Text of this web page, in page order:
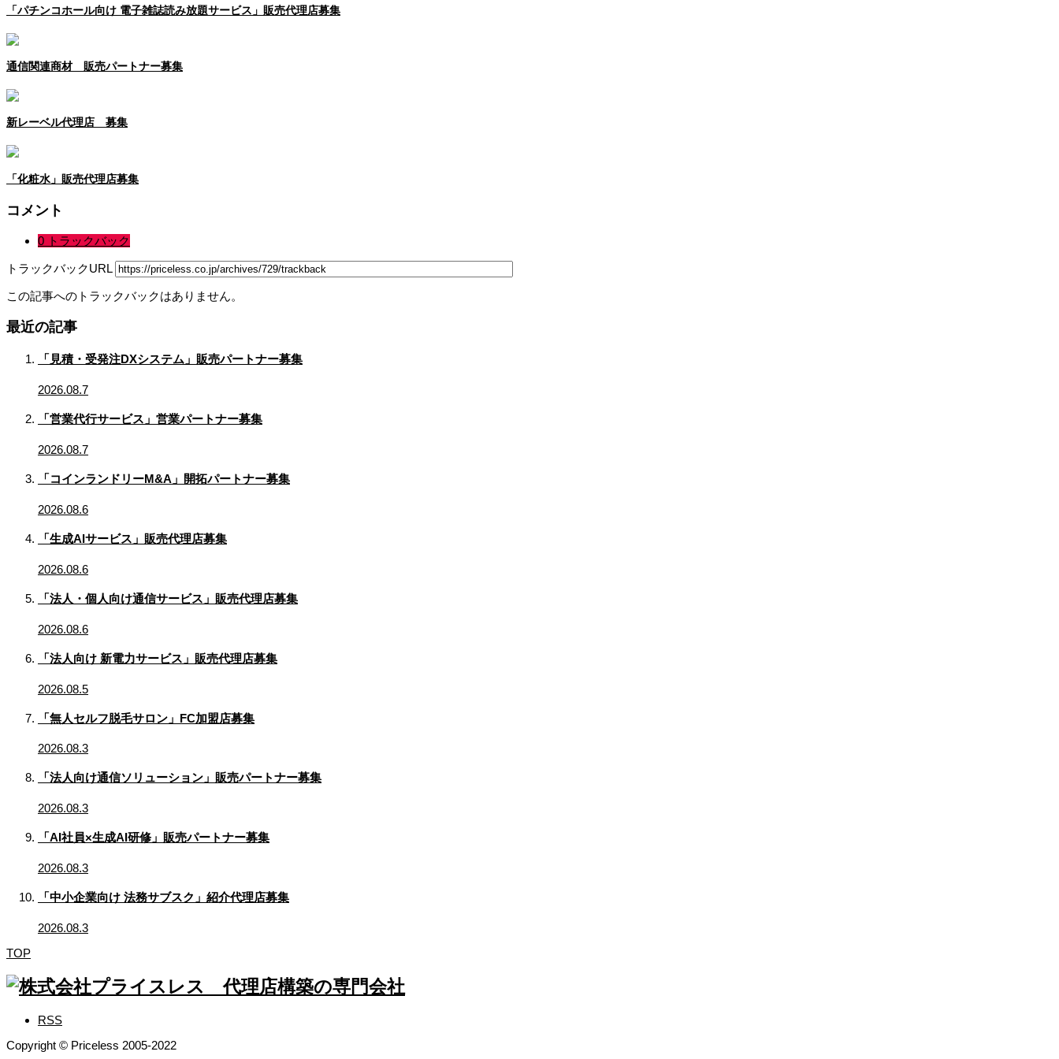
「パチンコホール向け 電子雑誌読み放題サービス」販売代理店募集
通信関連商材 販売パートナー募集
新レーベル代理店 募集
「化粧水」販売代理店募集
コメント
0 トラックバック
トラックバックURL
この記事へのトラックバックはありません。
最近の記事
「見積・受発注DXシステム」販売パートナー募集
2026.08.7
「営業代行サービス」営業パートナー募集
2026.08.7
「コインランドリーM&A」開拓パートナー募集
2026.08.6
「生成AIサービス」販売代理店募集
2026.08.6
「法人・個人向け通信サービス」販売代理店募集
2026.08.6
「法人向け 新電力サービス」販売代理店募集
2026.08.5
「無人セルフ脱毛サロン」FC加盟店募集
2026.08.3
「法人向け通信ソリューション」販売パートナー募集
2026.08.3
「AI社員×生成AI研修」販売パートナー募集
2026.08.3
「中小企業向け 法務サブスク」紹介代理店募集
2026.08.3
TOP
RSS
Copyright © Priceless 2005-2022